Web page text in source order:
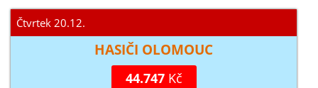
Čtvrtek 20.12.
HASIČI OLOMOUC
44.747Kč